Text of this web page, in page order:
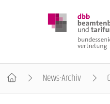
News-Archiv